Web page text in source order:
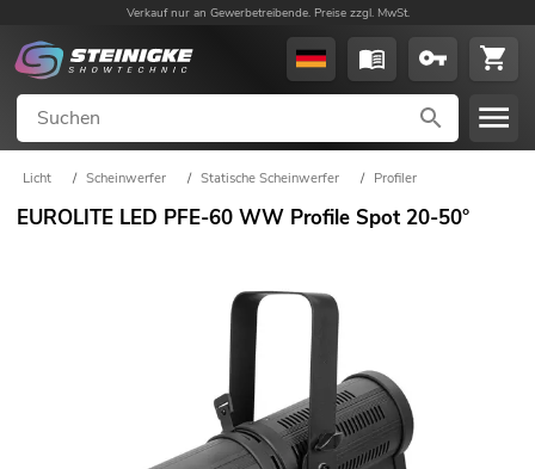
Verkauf nur an Gewerbetreibende. Preise zzgl. MwSt.
Licht / Scheinwerfer / Statische Scheinwerfer / Profiler
EUROLITE LED PFE-60 WW Profile Spot 20-50°